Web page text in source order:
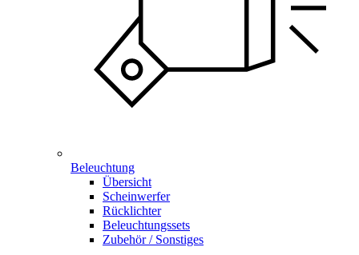
Beleuchtung
Übersicht
Scheinwerfer
Rücklichter
Beleuchtungssets
Zubehör / Sonstiges